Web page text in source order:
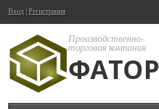
Вход Регистрация
Производственно-
торговая компания
ФАТОР